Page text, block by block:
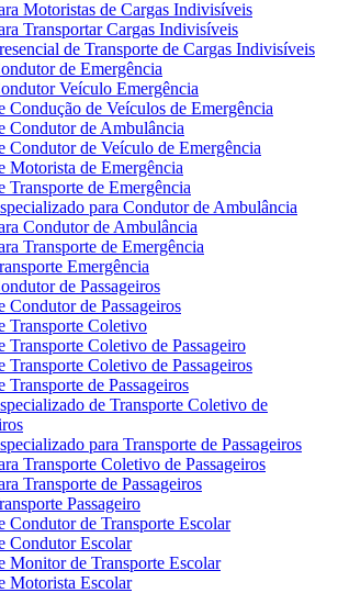
Motoristas de Cargas Indivisíveis
Transportar Cargas Indivisíveis
de Transporte de Cargas Indivisíveis
de Emergência
Veículo Emergência
Condução de Veículos de Emergência
Condutor de Ambulância
Condutor de Veículo de Emergência
Motorista de Emergência
Transporte de Emergência
para Condutor de Ambulância
Condutor de Ambulância
Transporte de Emergência
Emergência
de Passageiros
Condutor de Passageiros
Transporte Coletivo
Transporte Coletivo de Passageiro
Transporte Coletivo de Passageiros
Transporte de Passageiros
de Transporte Coletivo de
para Transporte de Passageiros
Transporte Coletivo de Passageiros
Transporte de Passageiros
Passageiro
Condutor de Transporte Escolar
Condutor Escolar
Monitor de Transporte Escolar
Motorista Escolar